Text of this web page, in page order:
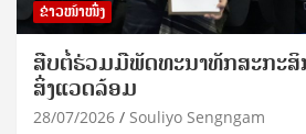
ຂ່າວໜ້າໜຶ່ງ
ສືບຕໍ່ຮ່ວມມືພັດທະນາທັກສະກະສິ
ສິ່ງແວດລ້ອມ
28/07/2026 Souliyo Sengngam